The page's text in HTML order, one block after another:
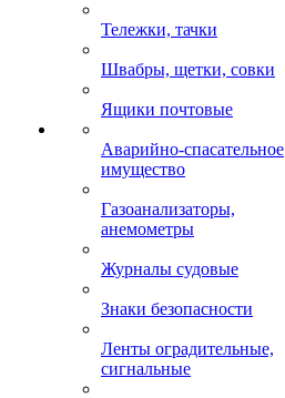
Тележки, тачки
Швабры, щетки, совки
Ящики почтовые
Аварийно-спасательное
имущество
Газоанализаторы,
анемометры
Журналы судовые
Знаки безопасности
Ленты оградительные,
сигнальные